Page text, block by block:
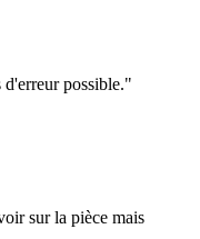
d'erreur possible."
sur la pièce mais